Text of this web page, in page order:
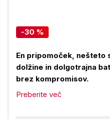
-30 %
En pripomoček, nešteto
dolžine in dolgotrajna
brez kompromisov.
Preberite več